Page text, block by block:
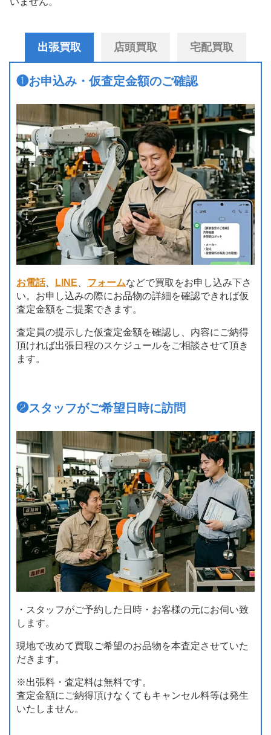
出張買取 店頭買取 宅配買取
❶お申込み・仮査定金額のご確認
お電話、 LINE フォームなどで買取をお申し込み下さ
い。お申し込みの際にお品物の詳細を確認できれば仮
査定金額をご提案できます。
査定員の提示した仮査定金額を確認し、内容にご納得
頂ければ出張日程のスケジュールをご相談させて頂き
ます。
❷スタッフがご希望日時に訪問
・スタッフがご予約した日時・お客様の元にお伺い致
します。
現地で改めて買取ご希望のお品物を本査定させていた
だきます。
※出張料・査定料は無料です。
査定金額にご納得頂けなくてもキャンセル料等は発生
いたしません。